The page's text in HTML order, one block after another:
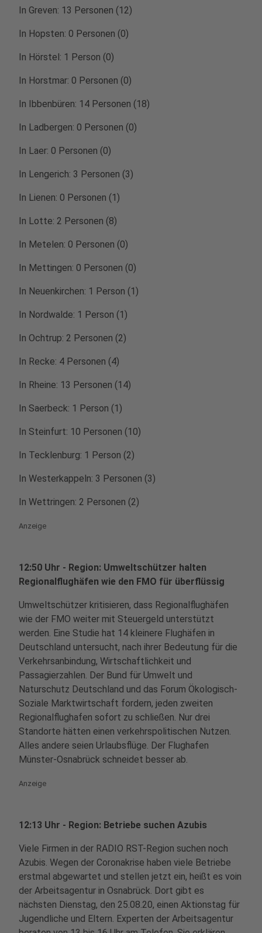
In Greven: 13 Personen (12)
In Hopsten: 0 Personen (0)
In Hörstel: 1 Person (0)
In Horstmar: 0 Personen (0)
In Ibbenbüren: 14 Personen (18)
In Ladbergen: 0 Personen (0)
In Laer: 0 Personen (0)
In Lengerich: 3 Personen (3)
In Lienen: 0 Personen (1)
In Lotte: 2 Personen (8)
In Metelen: 0 Personen (0)
In Mettingen: 0 Personen (0)
In Neuenkirchen: 1 Person (1)
In Nordwalde: 1 Person (1)
In Ochtrup: 2 Personen (2)
In Recke: 4 Personen (4)
In Rheine: 13 Personen (14)
In Saerbeck: 1 Person (1)
In Steinfurt: 10 Personen (10)
In Tecklenburg: 1 Person (2)
In Westerkappeln: 3 Personen (3)
In Wettringen: 2 Personen (2)
Anzeige
12:50 Uhr - Region: Umweltschützer halten
Regionalflughäfen wie den FMO für überflüssig
Umweltschützer kritisieren, dass Regionalflughäfen
wie der FMO weiter mit Steuergeld unterstützt
werden. Eine Studie hat 14 kleinere Flughäfen in
Deutschland untersucht, nach ihrer Bedeutung für die
Verkehrsanbindung, Wirtschaftlichkeit und
Passagierzahlen. Der Bund für Umwelt und
Naturschutz Deutschland und das Forum Ökologisch-
Soziale Marktwirtschaft fordern, jeden zweiten
Regionalflughafen sofort zu schließen. Nur drei
Standorte hätten einen verkehrspolitischen Nutzen.
Alles andere seien Urlaubsflüge. Der Flughafen
Münster-Osnabrück schneidet besser ab.
Anzeige
12:13 Uhr - Region: Betriebe suchen Azubis
Viele Firmen in der RADIO RST-Region suchen noch
Azubis. Wegen der Coronakrise haben viele Betriebe
erstmal abgewartet und stellen jetzt ein, heißt es voin
der Arbeitsagentur in Osnabrück. Dort gibt es
nächsten Dienstag, den 25.08.20, einen Aktionstag für
Jugendliche und Eltern. Experten der Arbeitsagentur